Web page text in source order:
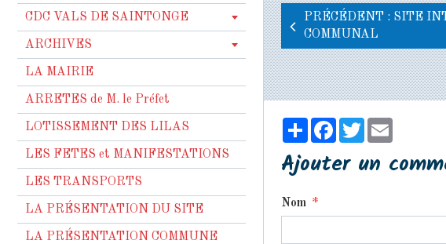
PRÉCÉDENT : SITE
COMMUNAL
PartagerFacebook
Twitter
Ajouter un
Nom
CDC VALS DE SAINTONGE
ARCHIVES
LA MAIRIE
ARRETES de M. le Préfet
LOTISSEMENT DES LILAS
LES FETES et MANIFESTATIONS
LES TRANSPORTS
LA PRÉSENTATION DU SITE
LA PRÉSENTATION COMMUNE